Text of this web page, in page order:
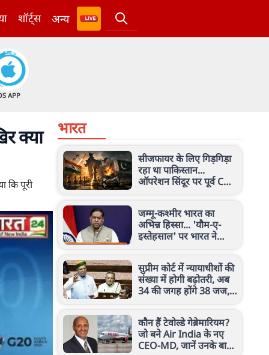
शॉर्ट्स अन्य
APP
क्या
कि पूरी
भारत
सीजफायर के लिए गिड़गिड़ा
रहा था पाकिस्तान...
ऑपरेशन सिंदूर पर पूर्व CDS
जम्मू-कश्मीर भारत का
अभिन्न हिस्सा... 'यौम-ए-
इस्तेहसाल' पर भारत ने
सुप्रीम कोर्ट में न्यायाधीशों की
संख्या में होगी बढ़ोतरी, अब
34 की जगह होंगे 38 जज,
कौन हैं टेवोल्डे गेब्रेमारियम?
जो बने Air India के नए
CEO-MD, जानें उनके बारे